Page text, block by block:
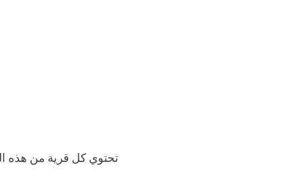
تحتوي كل قرية من هذه